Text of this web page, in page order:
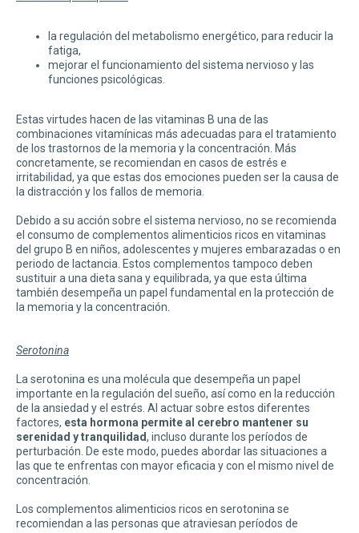
la regulación del metabolismo energético, para reducir la
fatiga,
mejorar el funcionamiento del sistema nervioso y las
funciones psicológicas.
Estas virtudes hacen de las vitaminas B una de las
combinaciones vitamínicas más adecuadas para el tratamiento
de los trastornos de la memoria y la concentración. Más
concretamente, se recomiendan en casos de estrés e
irritabilidad, ya que estas dos emociones pueden ser la causa de
la distracción y los fallos de memoria.
Debido a su acción sobre el sistema nervioso, no se recomienda
el consumo de complementos alimenticios ricos en vitaminas
del grupo B en niños, adolescentes y mujeres embarazadas o en
periodo de lactancia. Estos complementos tampoco deben
sustituir a una dieta sana y equilibrada, ya que esta última
también desempeña un papel fundamental en la protección de
la memoria y la concentración.
Serotonina
La serotonina es una molécula que desempeña un papel
importante en la regulación del sueño, así como en la reducción
de la ansiedad y el estrés. Al actuar sobre estos diferentes
factores, esta hormona permite al cerebro mantener su
serenidad y tranquilidad, incluso durante los períodos de
perturbación. De este modo, puedes abordar las situaciones a
las que te enfrentas con mayor eficacia y con el mismo nivel de
concentración.
Los complementos alimenticios ricos en serotonina se
recomiendan a las personas que atraviesan períodos de